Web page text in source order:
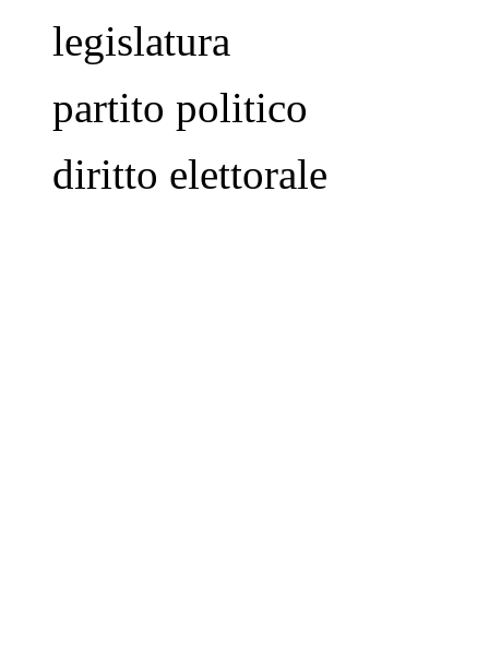
legislatura
partito politico
diritto elettorale